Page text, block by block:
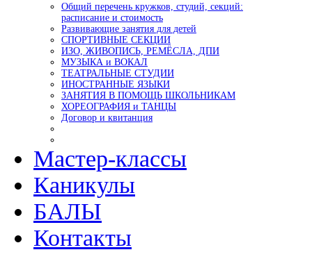
Общий перечень кружков, студий, секций:
расписание и стоимость
Развивающие занятия для детей
СПОРТИВНЫЕ СЕКЦИИ
ИЗО, ЖИВОПИСЬ, РЕМЁСЛА, ДПИ
МУЗЫКА и ВОКАЛ
ТЕАТРАЛЬНЫЕ СТУДИИ
ИНОСТРАННЫЕ ЯЗЫКИ
ЗАНЯТИЯ В ПОМОЩЬ ШКОЛЬНИКАМ
ХОРЕОГРАФИЯ и ТАНЦЫ
Договор и квитанция
Мастер-классы
Каникулы
БАЛЫ
Контакты